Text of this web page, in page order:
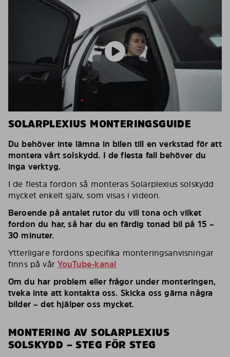
SOLARPLEXIUS MONTERINGSGUIDE
Du behöver inte lämna in bilen till en verkstad för att
montera vårt solskydd. I de flesta fall behöver du
inga verktyg.
I de flesta fordon så monteras Solarplexius solskydd
mycket enkelt själv, som visas i videon.
Beroende på antalet rutor du vill tona och vilket
fordon du har, så har du en färdig tonad bil på 15 –
30 minuter.
Ytterligare fordons specifika monteringsanvisningar
finns på vårYouTube-kanal
Om du har problem eller frågor under monteringen,
tveka inte att kontakta oss. Skicka oss gärna några
bilder – det hjälper oss mycket.
MONTERING AV SOLARPLEXIUS
SOLSKYDD – STEG FÖR STEG